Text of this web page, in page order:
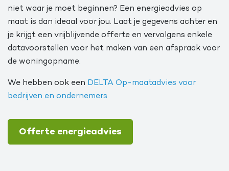
niet waar je moet beginnen? Een energieadvies op
maat is dan ideaal voor jou. Laat je gegevens achter en
je krijgt een vrijblijvende offerte en vervolgens enkele
datavoorstellen voor het maken van een afspraak voor
de woningopname.
We hebben ook een DELTA Op-maatadvies voor
bedrijven en ondernemers
Offerte energieadvies